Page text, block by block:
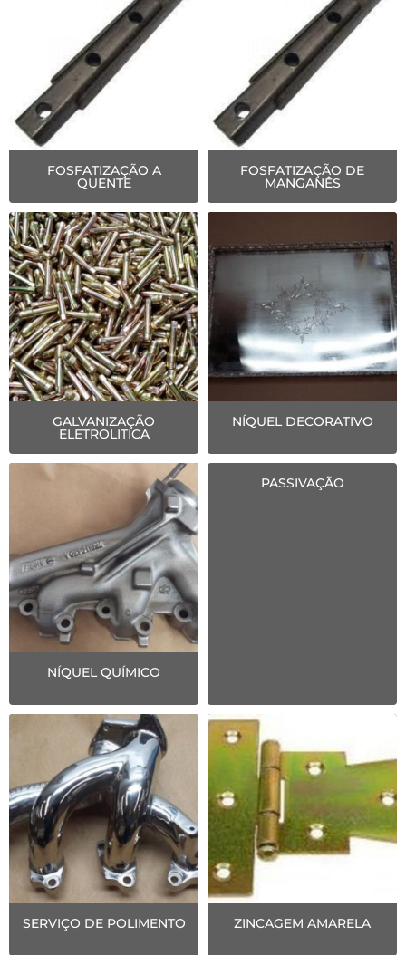
FOSFATIZAÇÃO A
QUENTE
FOSFATIZAÇÃO DE
MANGANÊS
GALVANIZAÇÃO
ELETROLITICA
NÍQUEL DECORATIVO
NÍQUEL QUÍMICO
PASSIVAÇÃO
SERVIÇO DE POLIMENTO ZINCAGEM AMARELA